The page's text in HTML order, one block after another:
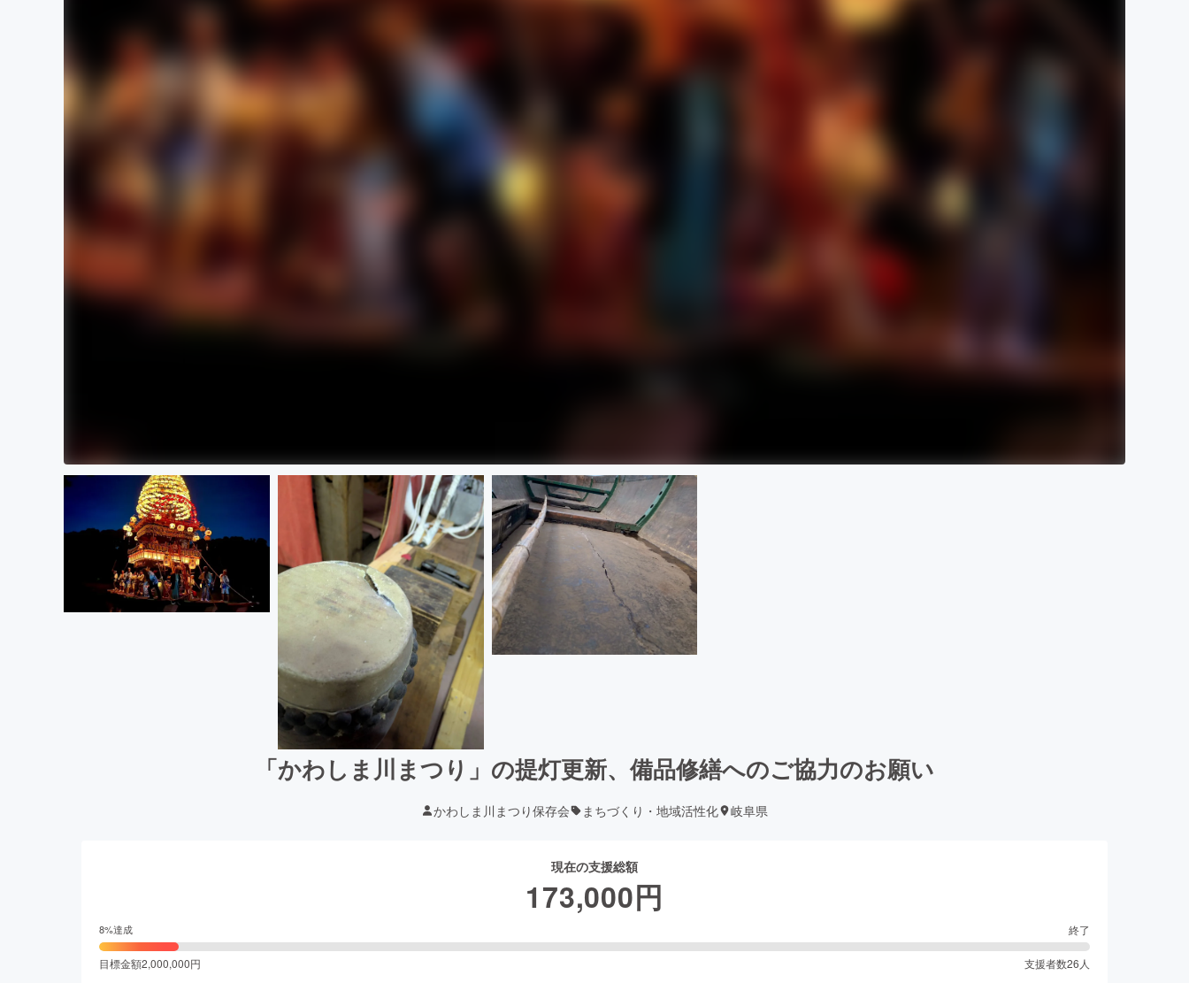
「かわしま川まつり」の提灯更新、備品修繕へのご協力のお願い
かわしま川まつり保存会 まちづくり・地域活性化 岐阜県
現在の支援総額
173,000円
8%達成 終了
目標金額2,000,000円 支援者数26 人